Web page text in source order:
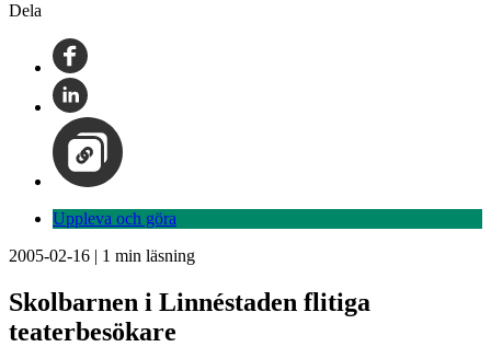
Dela
Uppleva och göra
2005-02-16 | 1 min läsning
Skolbarnen i Linnéstaden flitiga
teaterbesökare